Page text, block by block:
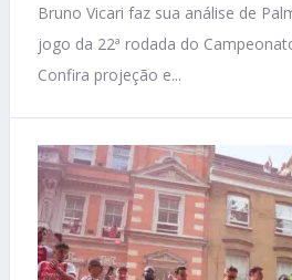
Bruno Vicari faz sua análise de
jogo da 22ª rodada do
Confira projeção e...